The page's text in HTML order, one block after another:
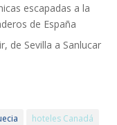
escapadas a la
de España
de Sevilla a Sanlucar
hoteles Canadá